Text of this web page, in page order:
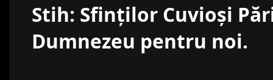
Stih: Sfinţilor Cuvioşi
Dumnezeu pentru noi.